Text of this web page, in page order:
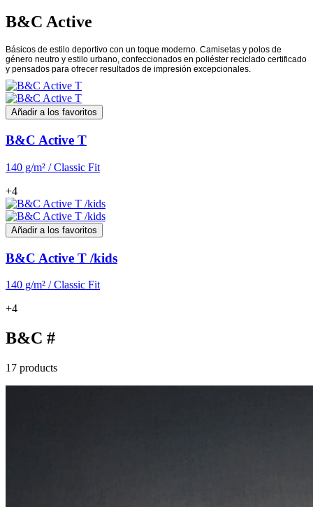
B&C Active
Básicos de estilo deportivo con un toque moderno. Camisetas y polos de
género neutro y estilo urbano, confeccionados en poliéster reciclado certificado
y pensados para ofrecer resultados de impresión excepcionales.
Añadir a los favoritos
B&C Active T
140 g/m² / Classic Fit
+4
Añadir a los favoritos
B&C Active T /kids
140 g/m² / Classic Fit
+4
B&C #
17 products